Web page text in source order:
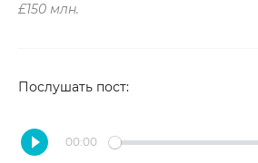
£150 млн.
Послушать пост:
00:00